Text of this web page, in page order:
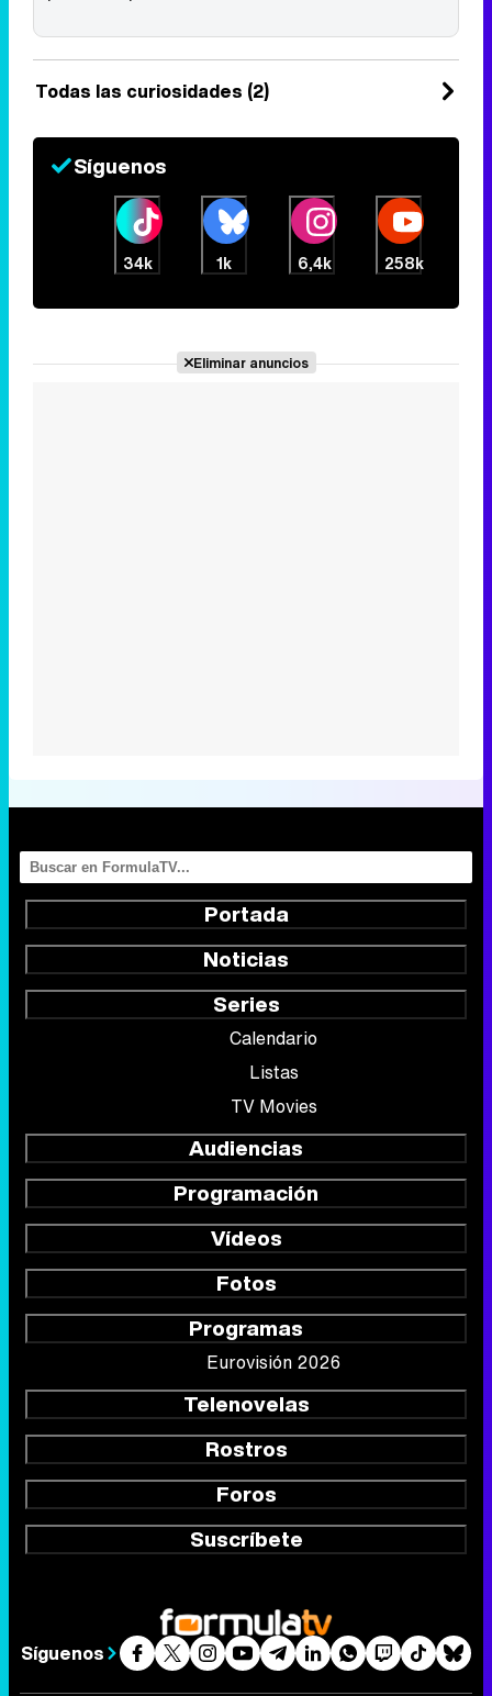
Todas las curiosidades (2)
Síguenos
34k 1k 6,4k 258k
Eliminar anuncios
Portada
Noticias
Series
Calendario
Listas
TV Movies
Audiencias
Programación
Vídeos
Fotos
Programas
Eurovisión 2026
Telenovelas
Rostros
Foros
Suscríbete
Síguenos